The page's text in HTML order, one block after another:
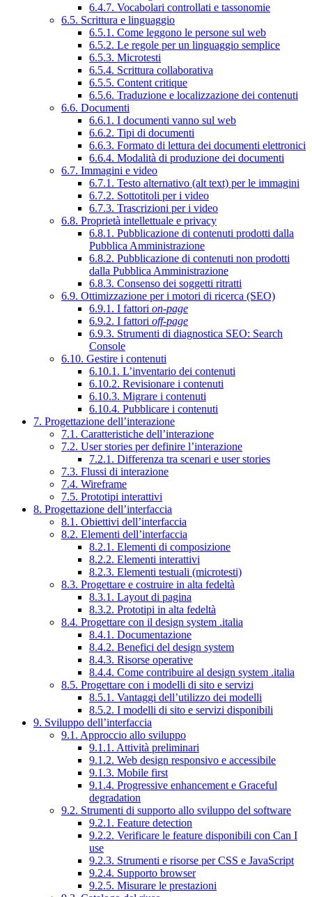
6.4.7. Vocabolari controllati e tassonomie
6.5. Scrittura e linguaggio
6.5.1. Come leggono le persone sul web
6.5.2. Le regole per un linguaggio semplice
6.5.3. Microtesti
6.5.4. Scrittura collaborativa
6.5.5. Content critique
6.5.6. Traduzione e localizzazione dei contenuti
6.6. Documenti
6.6.1. I documenti vanno sul web
6.6.2. Tipi di documenti
6.6.3. Formato di lettura dei documenti elettronici
6.6.4. Modalità di produzione dei documenti
6.7. Immagini e video
6.7.1. Testo alternativo (alt text) per le immagini
6.7.2. Sottotitoli per i video
6.7.3. Trascrizioni per i video
6.8. Proprietà intellettuale e privacy
6.8.1. Pubblicazione di contenuti prodotti dalla
Pubblica Amministrazione
6.8.2. Pubblicazione di contenuti non prodotti
dalla Pubblica Amministrazione
6.8.3. Consenso dei soggetti ritratti
6.9. Ottimizzazione per i motori di ricerca (SEO)
6.9.1. I fattori on-page
6.9.2. I fattori off-page
6.9.3. Strumenti di diagnostica SEO: Search
Console
6.10. Gestire i contenuti
6.10.1. L’inventario dei contenuti
6.10.2. Revisionare i contenuti
6.10.3. Migrare i contenuti
6.10.4. Pubblicare i contenuti
7. Progettazione dell’interazione
7.1. Caratteristiche dell’interazione
7.2. User stories per definire l’interazione
7.2.1. Differenza tra scenari e user stories
7.3. Flussi di interazione
7.4. Wireframe
7.5. Prototipi interattivi
8. Progettazione dell’interfaccia
8.1. Obiettivi dell’interfaccia
8.2. Elementi dell’interfaccia
8.2.1. Elementi di composizione
8.2.2. Elementi interattivi
8.2.3. Elementi testuali (microtesti)
8.3. Progettare e costruire in alta fedeltà
8.3.1. Layout di pagina
8.3.2. Prototipi in alta fedeltà
8.4. Progettare con il design system .italia
8.4.1. Documentazione
8.4.2. Benefici del design system
8.4.3. Risorse operative
8.4.4. Come contribuire al design system .italia
8.5. Progettare con i modelli di sito e servizi
8.5.1. Vantaggi dell’utilizzo dei modelli
8.5.2. I modelli di sito e servizi disponibili
9. Sviluppo dell’interfaccia
9.1. Approccio allo sviluppo
9.1.1. Attività preliminari
9.1.2. Web design responsivo e accessibile
9.1.3. Mobile first
9.1.4. Progressive enhancement e Graceful
degradation
9.2. Strumenti di supporto allo sviluppo del software
9.2.1. Feature detection
9.2.2. Verificare le feature disponibili con Can I
use
9.2.3. Strumenti e risorse per CSS e JavaScript
9.2.4. Supporto browser
9.2.5. Misurare le prestazioni